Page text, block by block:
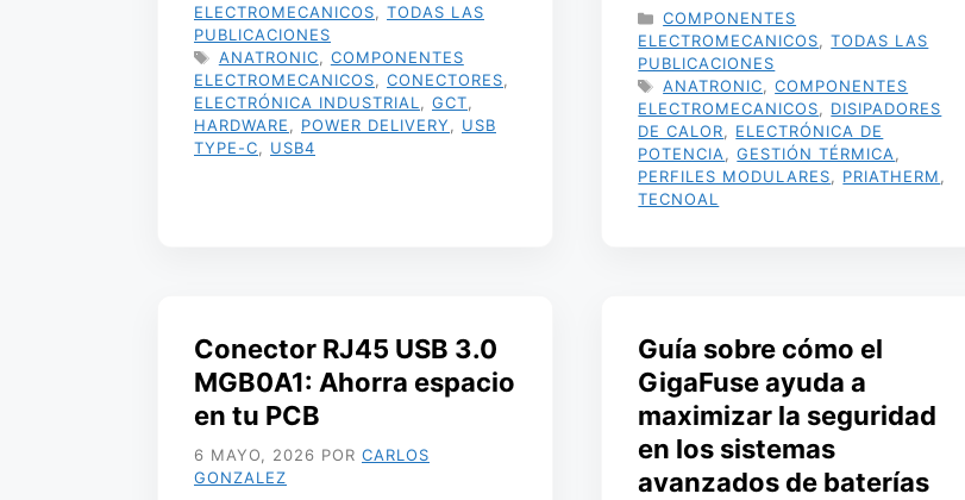
ELECTROMECANICOS
TODAS LAS
PUBLICACIONES
ETIQUETAS
ANATRONIC
COMPONENTES
ELECTROMECANICOS
CONECTORES
ELECTRÓNICA INDUSTRIAL
GCT
HARDWARE
POWER DELIVERY
USB
TYPE-C
USB4
CATEGORÍAS
COMPONENTES
ELECTROMECANICOS ,TODAS LAS
PUBLICACIONES
ETIQUETAS
ANATRONIC ,COMPONENTES
ELECTROMECANICOS
DISIPADORES
DE CALOR
ELECTRÓNICA DE
POTENCIA
,GESTIÓN TÉRMICA
PERFILES MODULARES
PRIATHERM
TECNOAL
Conector RJ45 USB 3.0
MGB0A1: Ahorra espacio
en tu PCB
6 MAYO, 2026 POR CARLOS
GONZALEZ
Guía sobre cómo el
GigaFuse ayuda a
maximizar la seguridad
en los sistemas
avanzados de baterías